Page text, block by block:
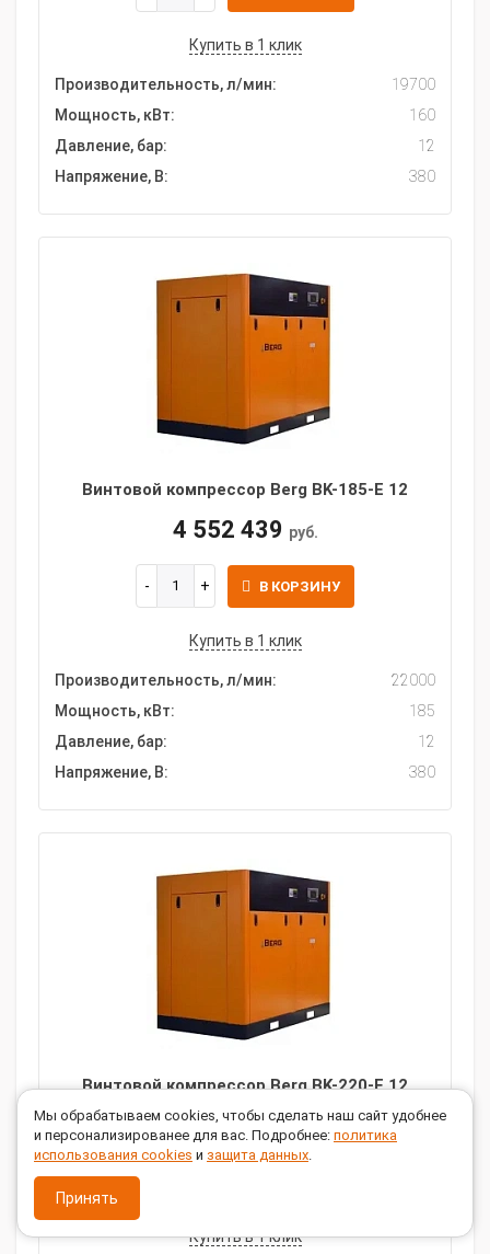
Купить в 1 клик
Производительность, л/мин:
19700
Мощность, кВт:
160
Давление, бар:
12
Напряжение, В:
380
Винтовой компрессор Berg BK-185-E 12
4 552 439 руб.
В КОРЗИНУ
Купить в 1 клик
Производительность, л/мин:
22000
Мощность, кВт:
185
Давление, бар:
12
Напряжение, В:
380
Винтовой компрессор Berg BK-220-E 12
5 871 934 руб.
Купить в 1 клик
Мы обрабатываем cookies, чтобы сделать наш сайт удобнее
и персонализированее для вас. Подробнее: политика
использования cookies и защита данных.
Принять